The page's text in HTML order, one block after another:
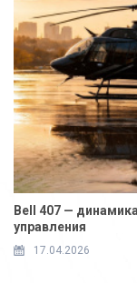
Bell 407 —
управления
17.04.2026